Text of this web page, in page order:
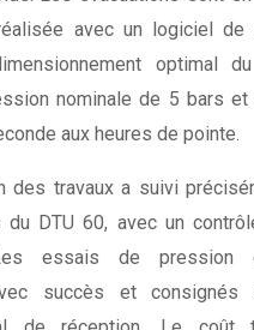
avec un logiciel de
optimal
nominale de 5 bars
aux heures de pointe.
des travaux a suivi
du DTU 60, avec un
essais de pression
succès et consignés